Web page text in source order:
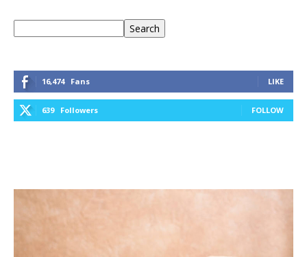
Search
16,474 Fans LIKE
639 Followers FOLLOW